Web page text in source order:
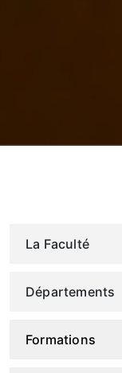
La Faculté
Départements
Formations